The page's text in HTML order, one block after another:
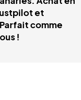
et
comme
!